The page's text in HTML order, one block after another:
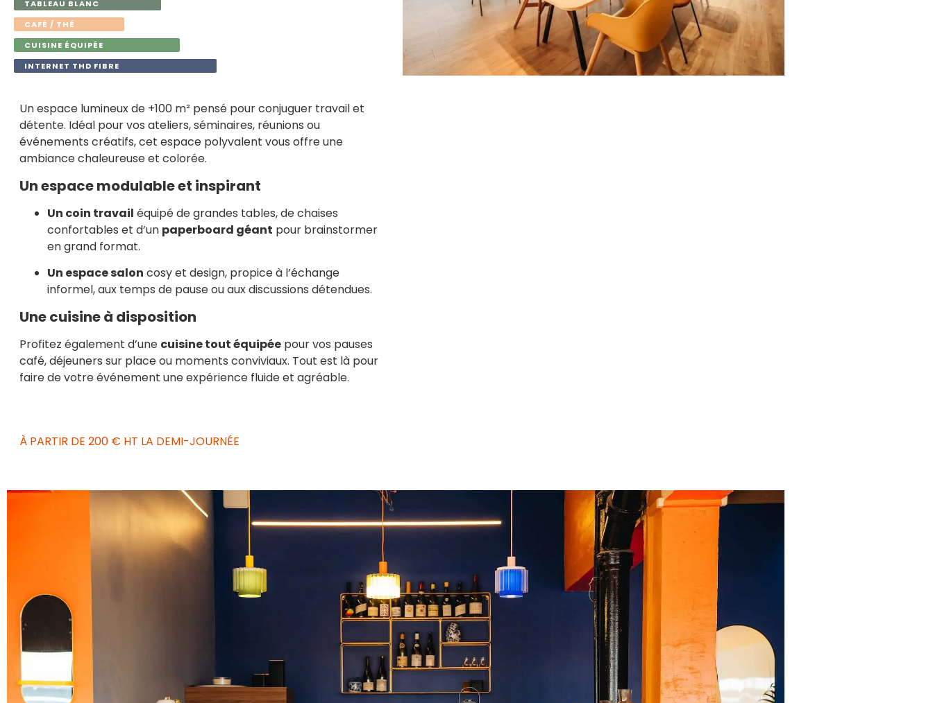
TABLEAU BLANC
CAFÉ / THÉ
CUISINE ÉQUIPÉE
INTERNET THD FIBRE
Un espace lumineux de +100 m² pensé pour conjuguer travail et
détente. Idéal pour vos ateliers, séminaires, réunions ou
événements créatifs, cet espace polyvalent vous offre une
ambiance chaleureuse et colorée.
Un espace modulable et inspirant
Un coin travail équipé de grandes tables, de chaises
confortables et d’un paperboard géant pour brainstormer
en grand format.
Un espace salon cosy et design, propice à l’échange
informel, aux temps de pause ou aux discussions détendues.
Une cuisine à disposition
Profitez également d’une cuisine tout équipée pour vos pauses
café, déjeuners sur place ou moments conviviaux. Tout est là pour
faire de votre événement une expérience fluide et agréable.
À PARTIR DE 200 € HT LA DEMI-JOURNÉE